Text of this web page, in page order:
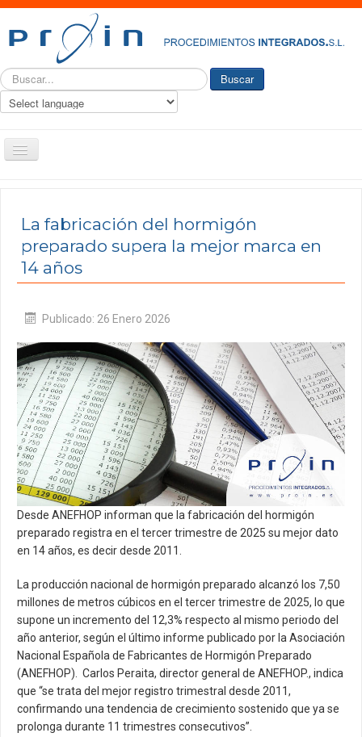
Buscar... Buscar
Toggle
Quiénes somos
Historia
Nuestro Servicio
Productos
Actualidad
Artículos Técnicos
Área de descargas
Contacto
Actualidad
La fabricación del hormigón
preparado supera la mejor marca en
14 años
Publicado: 26 Enero 2026
Desde ANEFHOP informan que la fabricación del hormigón
preparado registra en el tercer trimestre de 2025 su mejor dato
en 14 años, es decir desde 2011.
La producción nacional de hormigón preparado alcanzó los 7,50
millones de metros cúbicos en el tercer trimestre de 2025, lo que
supone un incremento del 12,3% respecto al mismo periodo del
año anterior, según el último informe publicado por la Asociación
Nacional Española de Fabricantes de Hormigón Preparado
(ANEFHOP). Carlos Peraita, director general de ANEFHOP., indica
que “se trata del mejor registro trimestral desde 2011,
confirmando una tendencia de crecimiento sostenido que ya se
prolonga durante 11 trimestres consecutivos”.